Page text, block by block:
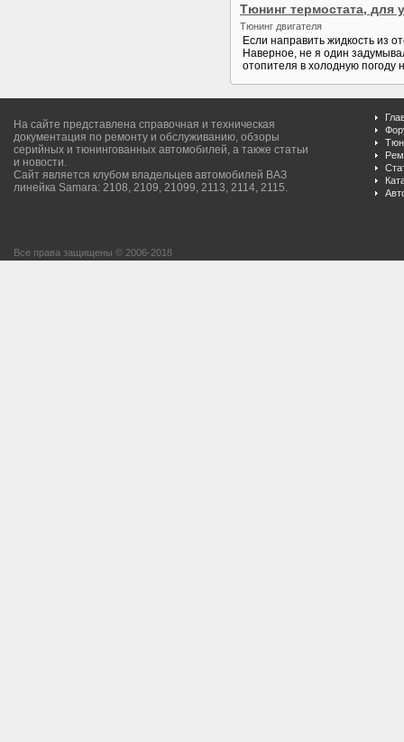
Тюнинг термостата, для
Тюнинг двигателя
Если направить жидкость из
Наверное, не я один
отопителя в холодную погоду
На сайте представлена справочная и техническая
документация по ремонту и обслуживанию, обзоры
серийных и тюнингованных автомобилей, а также статьи
и новости.
Сайт является клубом владельцев автомобилей ВАЗ
линейка Samara: 2108, 2109, 21099, 2113, 2114, 2115.
Все права защищены © 2006-2018